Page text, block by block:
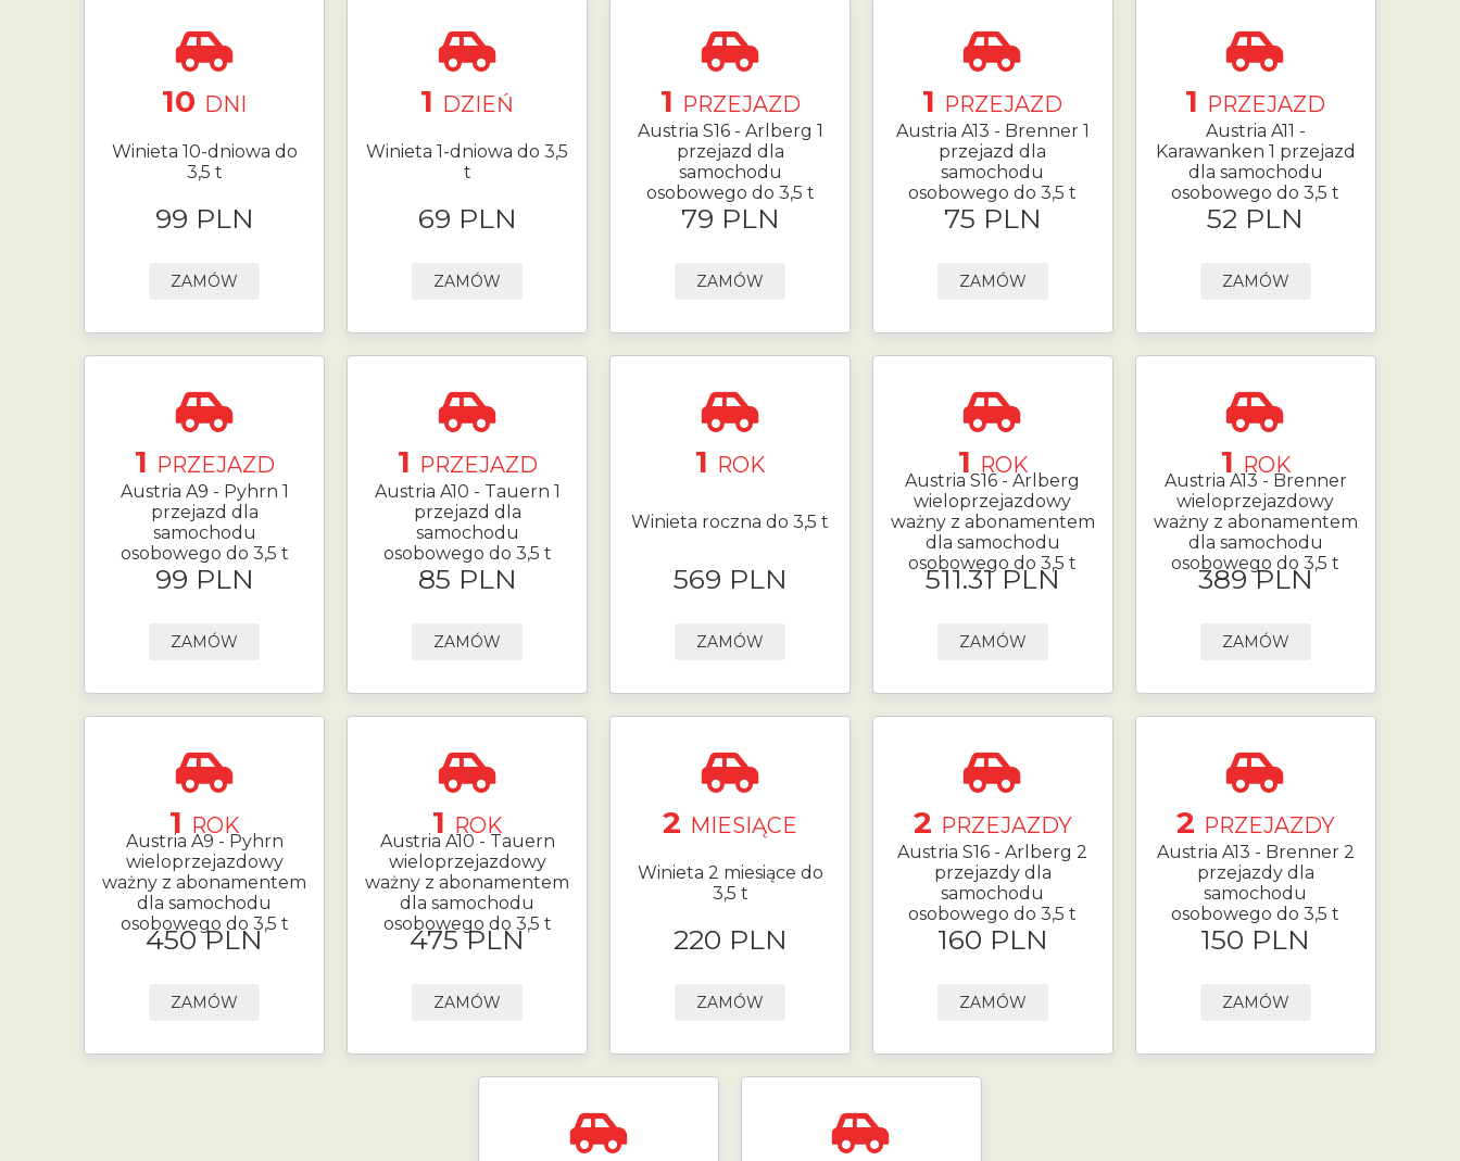
10 DNI
Winieta 10-dniowa do
3,5 t
99 PLN
ZAMÓW
1 DZIEŃ
Winieta 1-dniowa do 3,5
t
69 PLN
ZAMÓW
1 PRZEJAZD
Austria S16 - Arlberg 1
przejazd dla
samochodu
osobowego do 3,5 t
79 PLN
ZAMÓW
1 PRZEJAZD
Austria A13 - Brenner 1
przejazd dla
samochodu
osobowego do 3,5 t
75 PLN
ZAMÓW
1 PRZEJAZD
Austria A11 -
Karawanken 1 przejazd
dla samochodu
osobowego do 3,5 t
52 PLN
ZAMÓW
1 PRZEJAZD
Austria A9 - Pyhrn 1
przejazd dla
samochodu
osobowego do 3,5 t
99 PLN
ZAMÓW
1 PRZEJAZD
Austria A10 - Tauern 1
przejazd dla
samochodu
osobowego do 3,5 t
85 PLN
ZAMÓW
1 ROK
Winieta roczna do 3,5 t
569 PLN
ZAMÓW
1 ROK
Austria S16 - Arlberg
wieloprzejazdowy
ważny z abonamentem
dla samochodu
osobowego do 3,5 t
511.31 PLN
ZAMÓW
1 ROK
Austria A13 - Brenner
wieloprzejazdowy
ważny z abonamentem
dla samochodu
osobowego do 3,5 t
389 PLN
ZAMÓW
1 ROK
Austria A9 - Pyhrn
wieloprzejazdowy
ważny z abonamentem
dla samochodu
osobowego do 3,5 t
450 PLN
ZAMÓW
1 ROK
Austria A10 - Tauern
wieloprzejazdowy
ważny z abonamentem
dla samochodu
osobowego do 3,5 t
475 PLN
ZAMÓW
2 MIESIĄCE
Winieta 2 miesiące do
3,5 t
220 PLN
ZAMÓW
2 PRZEJAZDY
Austria S16 - Arlberg 2
przejazdy dla
samochodu
osobowego do 3,5 t
160 PLN
ZAMÓW
2 PRZEJAZDY
Austria A13 - Brenner 2
przejazdy dla
samochodu
osobowego do 3,5 t
150 PLN
ZAMÓW